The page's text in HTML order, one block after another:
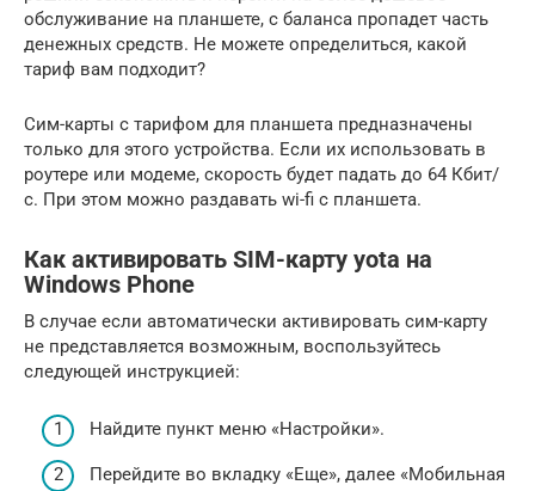
обслуживание на планшете, с баланса пропадет часть
денежных средств. Не можете определиться, какой
тариф вам подходит?
Сим-карты с тарифом для планшета предназначены
только для этого устройства. Если их использовать в
роутере или модеме, скорость будет падать до 64 Кбит/
с. При этом можно раздавать wi-fi c планшета.
Как активировать SIM-карту yota на
Windows Phone
В случае если автоматически активировать сим-карту
не представляется возможным, воспользуйтесь
следующей инструкцией:
Найдите пункт меню «Настройки».
Перейдите во вкладку «Еще», далее «Мобильная